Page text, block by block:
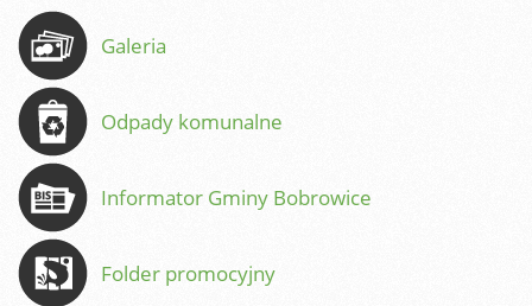
Galeria
Odpady komunalne
Informator Gminy Bobrowice
Folder promocyjny